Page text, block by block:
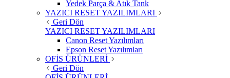
Yedek Parça & Atık Tank
YAZICI RESET YAZILIMLARI
Geri Dön
YAZICI RESET YAZILIMLARI
Canon Reset Yazılımları
Epson Reset Yazılımları
OFİS ÜRÜNLERİ
Geri Dön